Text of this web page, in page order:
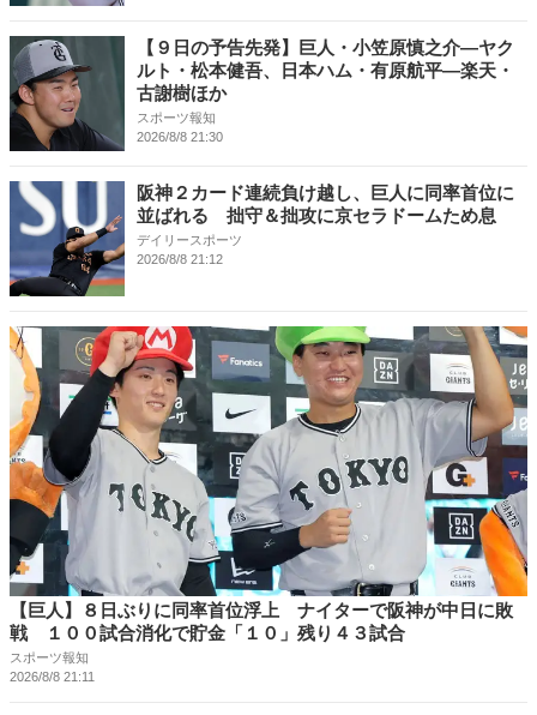
【９日の予告先発】巨人・小笠原慎之介―ヤク
ルト・松本健吾、日本ハム・有原航平―楽天・
古謝樹ほか
スポーツ報知
2026/8/8 21:30
阪神２カード連続負け越し、巨人に同率首位に
並ばれる 拙守＆拙攻に京セラドームため息
デイリースポーツ
2026/8/8 21:12
【巨人】８日ぶりに同率首位浮上 ナイターで阪神が中日に敗
戦 １００試合消化で貯金「１０」残り４３試合
スポーツ報知
2026/8/8 21:11